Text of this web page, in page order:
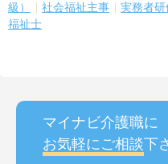
級）
社会福祉主事 実務者研
福祉士
マイナビ介護職に
お気軽にご相談下